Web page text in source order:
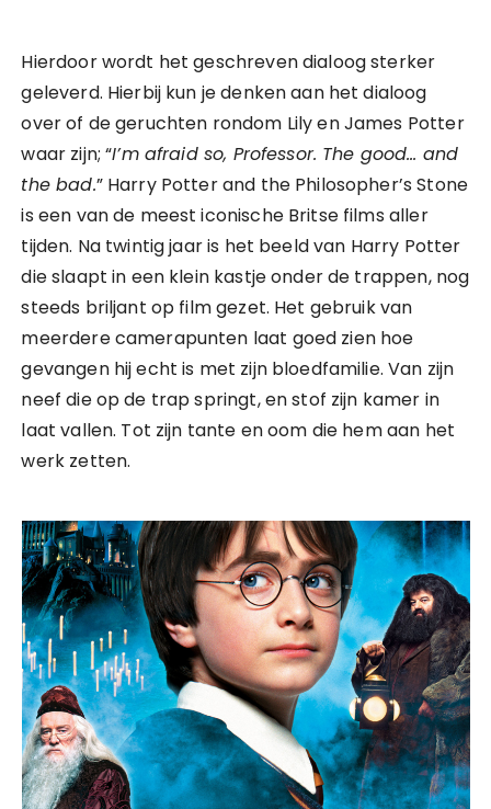
Hierdoor wordt het geschreven dialoog sterker
geleverd. Hierbij kun je denken aan het dialoog
over of de geruchten rondom Lily en James Potter
waar zijn; “I’m afraid so, Professor. The good… and
the bad.” Harry Potter and the Philosopher’s Stone
is een van de meest iconische Britse films aller
tijden. Na twintig jaar is het beeld van Harry Potter
die slaapt in een klein kastje onder de trappen, nog
steeds briljant op film gezet. Het gebruik van
meerdere camerapunten laat goed zien hoe
gevangen hij echt is met zijn bloedfamilie. Van zijn
neef die op de trap springt, en stof zijn kamer in
laat vallen. Tot zijn tante en oom die hem aan het
werk zetten.